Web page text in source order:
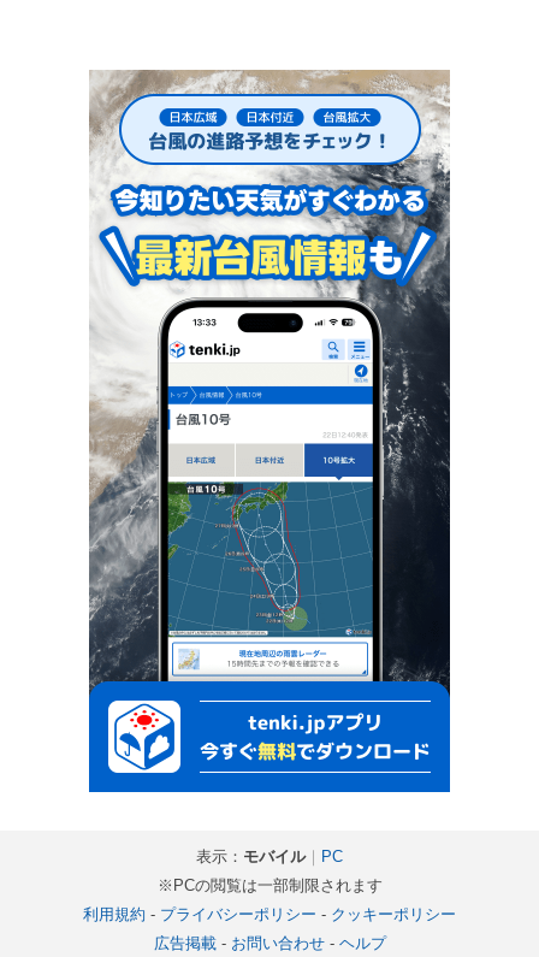
表示： モバイル｜ PC
※PCの閲覧は一部制限されます
利用規約 - プライバシーポリシー - クッキーポリシー
広告掲載- お問い合わせ- ヘルプ